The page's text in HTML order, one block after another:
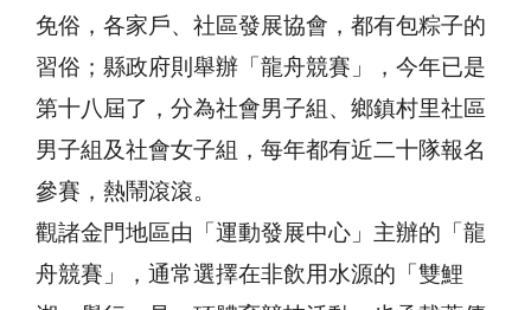
免俗，各家戶、社區發展協會，都有包粽子的
習俗；縣政府則舉辦「龍舟競賽」，今年已是
第十八屆了，分為社會男子組、鄉鎮村里社區
男子組及社會女子組，每年都有近二十隊報名
參賽，熱鬧滾滾。
觀諸金門地區由「運動發展中心」主辦的「龍
舟競賽」，通常選擇在非飲用水源的「雙鯉